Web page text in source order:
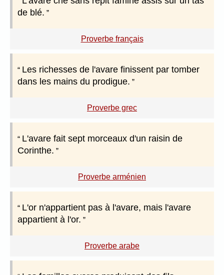
de blé.
Proverbe français
Les richesses de l'avare finissent par tomber
dans les mains du prodigue.
Proverbe grec
L'avare fait sept morceaux d'un raisin de
Corinthe.
Proverbe arménien
L'or n'appartient pas à l'avare, mais l'avare
appartient à l'or.
Proverbe arabe